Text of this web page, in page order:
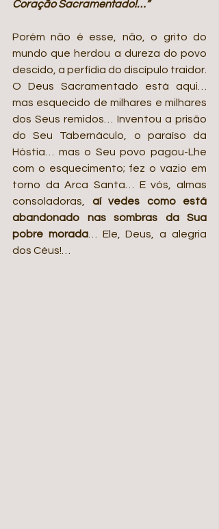
Coração Sacramentado!…”
Porém não é esse, não, o grito do
mundo que herdou a dureza do povo
descido, a perfídia do discípulo traidor.
O Deus Sacramentado está aqui…
mas esquecido de milhares e milhares
dos Seus remidos… Inventou a prisão
do Seu Tabernáculo, o paraíso da
Hóstia… mas o Seu povo pagou-Lhe
com o esquecimento; fez o vazio em
torno da Arca Santa… E vós, almas
consoladoras, aí vedes como está
abandonado nas sombras da Sua
pobre morada… Ele, Deus, a alegria
dos Céus!…